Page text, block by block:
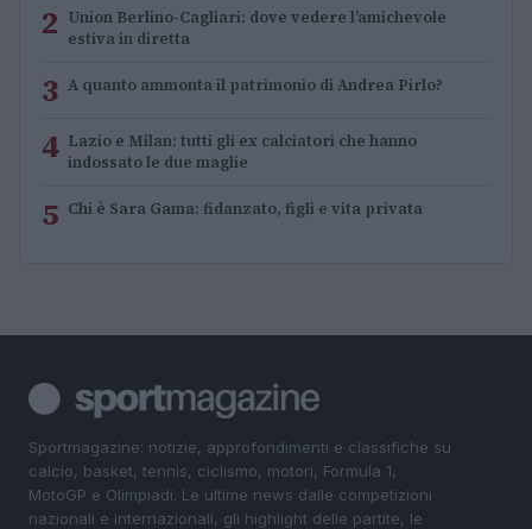
2 Union Berlino-Cagliari: dove vedere l’amichevole
estiva in diretta
3 A quanto ammonta il patrimonio di Andrea Pirlo?
4 Lazio e Milan: tutti gli ex calciatori che hanno
indossato le due maglie
5 Chi è Sara Gama: fidanzato, figli e vita privata
Sportmagazine: notizie, approfondimenti e classifiche su
calcio, basket, tennis, ciclismo, motori, Formula 1,
MotoGP e Olimpiadi. Le ultime news dalle competizioni
nazionali e internazionali, gli highlight delle partite, le